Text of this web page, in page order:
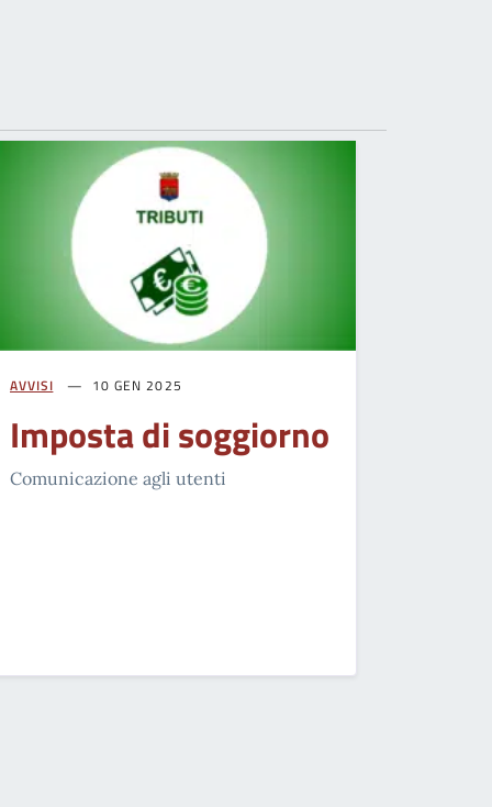
AVVISI 10 GEN 2025
Imposta di soggiorno
Comunicazione agli utenti